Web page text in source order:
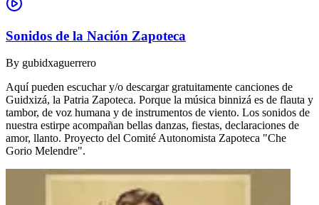
Sonidos de la Nación Zapoteca
By gubidxaguerrero
Aquí pueden escuchar y/o descargar gratuitamente canciones de
Guidxizá, la Patria Zapoteca. Porque la música binnizá es de flauta y
tambor, de voz humana y de instrumentos de viento. Los sonidos de
nuestra estirpe acompañan bellas danzas, fiestas, declaraciones de
amor, llanto. Proyecto del Comité Autonomista Zapoteca "Che
Gorio Melendre".